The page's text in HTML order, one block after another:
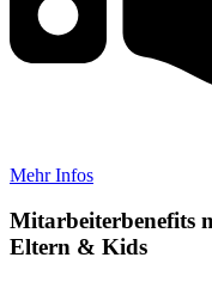
Mehr Infos
Mitarbeiterbenefits
Eltern & Kids